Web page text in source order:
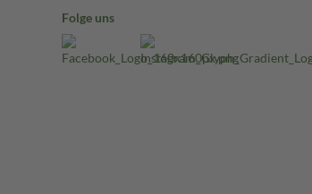
Folge uns